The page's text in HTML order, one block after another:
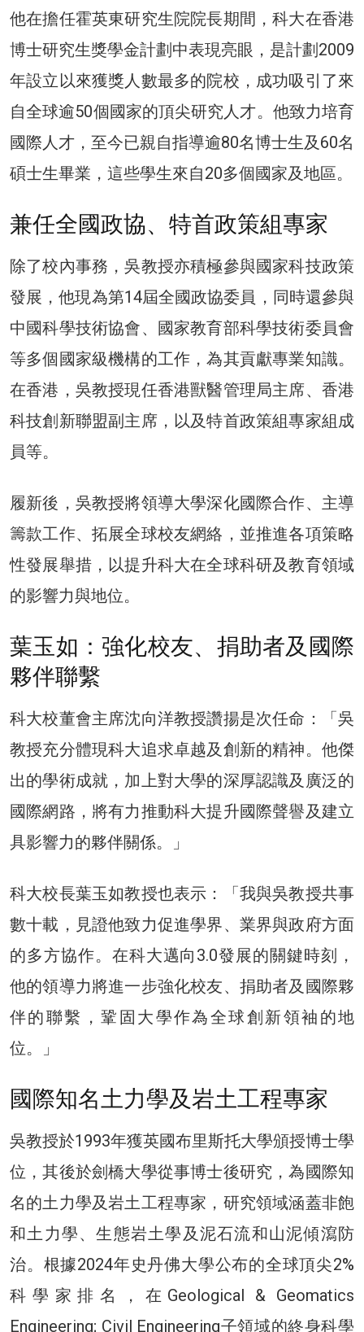
他在擔任霍英東研究生院院長期間，科大在香港
博士研究生獎學金計劃中表現亮眼，是計劃2009
年設立以來獲獎人數最多的院校，成功吸引了來
自全球逾50個國家的頂尖研究人才。他致力培育
國際人才，至今已親自指導逾80名博士生及60名
碩士生畢業，這些學生來自20多個國家及地區。
兼任全國政協、特首政策組專家
除了校內事務，吳教授亦積極參與國家科技政策
發展，他現為第14屆全國政協委員，同時還參與
中國科學技術協會、國家教育部科學技術委員會
等多個國家級機構的工作，為其貢獻專業知識。
在香港，吳教授現任香港獸醫管理局主席、香港
科技創新聯盟副主席，以及特首政策組專家組成
員等。
履新後，吳教授將領導大學深化國際合作、主導
籌款工作、拓展全球校友網絡，並推進各項策略
性發展舉措，以提升科大在全球科研及教育領域
的影響力與地位。
葉玉如：強化校友、捐助者及國際
夥伴聯繫
科大校董會主席沈向洋教授讚揚是次任命：「吳
教授充分體現科大追求卓越及創新的精神。他傑
出的學術成就，加上對大學的深厚認識及廣泛的
國際網路，將有力推動科大提升國際聲譽及建立
具影響力的夥伴關係。」
科大校長葉玉如教授也表示：「我與吳教授共事
數十載，見證他致力促進學界、業界與政府方面
的多方協作。在科大邁向3.0發展的關鍵時刻，
他的領導力將進一步強化校友、捐助者及國際夥
伴的聯繫，鞏固大學作為全球創新領袖的地
位。」
國際知名土力學及岩土工程專家
吳教授於1993年獲英國布里斯托大學頒授博士學
位，其後於劍橋大學從事博士後研究，為國際知
名的土力學及岩土工程專家，研究領域涵蓋非飽
和土力學、生態岩土學及泥石流和山泥傾瀉防
治。根據2024年史丹佛大學公布的全球頂尖2%
科學家排名，在Geological & Geomatics
Engineering; Civil Engineering子領域的終身科學